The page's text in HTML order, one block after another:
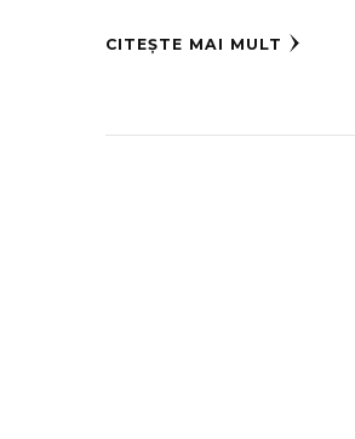
CITEȘTE MAI MULT